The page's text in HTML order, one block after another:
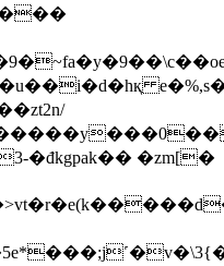
�zm[�